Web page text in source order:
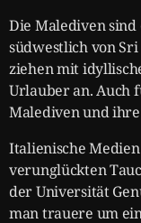
Die Malediven sind
südwestlich von
ziehen mit
Urlauber an. Auch
Malediven und
Italienische
verunglückten
der Universität
man trauere um